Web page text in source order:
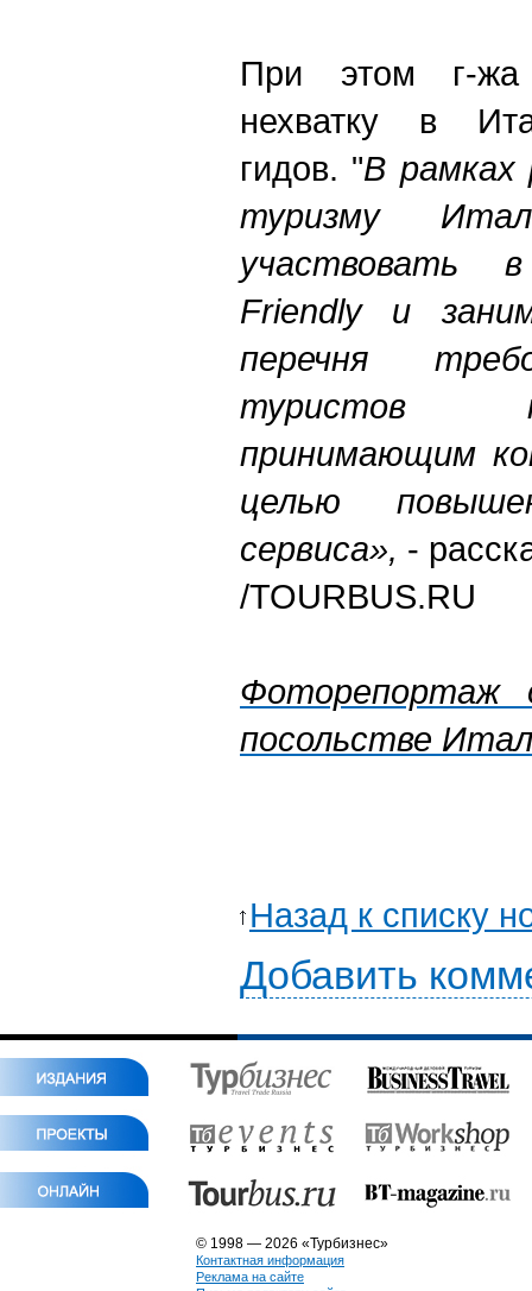
При этом г-жа
нехватку в
гидов. "В
туризму
участвовать
Friendly и
перечня
туристов
принимающим
целью
сервиса», -
/TOURBUS.RU
Фоторепортаж
посольстве
Назад к списку
Добавить
© 1998 — 2026 «Турбизнес»
Контактная информация
Реклама на сайте